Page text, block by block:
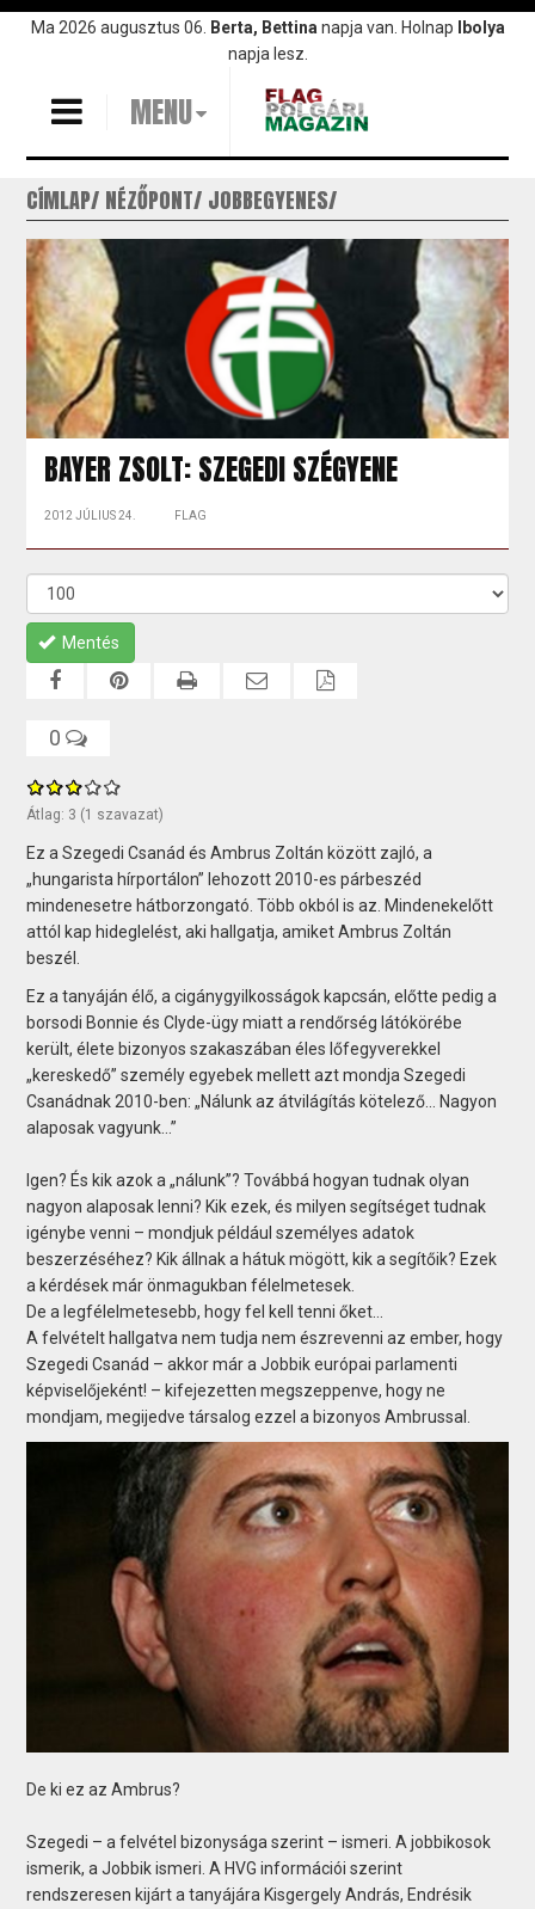
UgrásMa 2026 augusztus 06. Berta, Bettina napja van. Holnap
Ibolya
napja lesz.
MENU
CÍMLAP NÉZŐPONT JOBBEGYENES
BAYER ZSOLT: SZEGEDI SZÉGYENE
2012 JÚLIUS 24. FLAG
Mentés
0
Átlag: 3 (1 szavazat)
Ez a Szegedi Csanád és Ambrus Zoltán között zajló, a
„hungarista hírportálon” lehozott 2010-es párbeszéd
mindenesetre hátborzongató. Több okból is az. Mindenekelőtt
attól kap hideglelést, aki hallgatja, amiket Ambrus Zoltán
beszél.
Ez a tanyáján élő, a cigánygyilkosságok kapcsán, előtte pedig a
borsodi Bonnie és Clyde-ügy miatt a rendőrség látókörébe
került, élete bizonyos szakaszában éles lőfegyverekkel
„kereskedő” személy egyebek mellett azt mondja Szegedi
Csanádnak 2010-ben: „Nálunk az átvilágítás kötelező… Nagyon
alaposak vagyunk…”
Igen? És kik azok a „nálunk”? Továbbá hogyan tudnak olyan
nagyon alaposak lenni? Kik ezek, és milyen segítséget tudnak
igénybe venni – mondjuk például személyes adatok
beszerzéséhez? Kik állnak a hátuk mögött, kik a segítőik? Ezek
a kérdések már önmagukban félelmetesek.
De a legfélelmetesebb, hogy fel kell tenni őket…
A felvételt hallgatva nem tudja nem észrevenni az ember, hogy
Szegedi Csanád – akkor már a Jobbik európai parlamenti
képviselőjeként! – kifejezetten megszeppenve, hogy ne
mondjam, megijedve társalog ezzel a bizonyos Ambrussal.
De ki ez az Ambrus?
Szegedi – a felvétel bizonysága szerint – ismeri. A jobbikosok
ismerik, a Jobbik ismeri. A HVG információi szerint
rendszeresen kijárt a tanyájára Kisgergely András, Endrésik